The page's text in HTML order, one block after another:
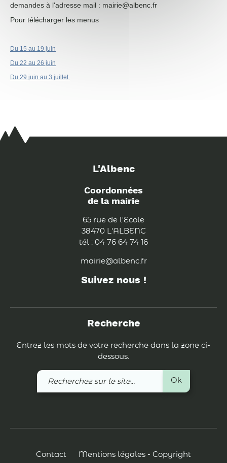
demandes à l'adresse mail : mairie@albenc.fr
Pour télécharger les menus
Du 15 au 19 juin
Du 22 au 26 juin
Du 29 juin au 3 juillet
L'Albenc
Coordonnées
de la mairie
65 rue de l'Ecole
38470 L'ALBENC
tél : 04 76 64 74 16
mairie@albenc.fr
Suivez nous !
Recherche
Entrez les mots de votre recherche dans la zone ci-
dessous.
Recherchez
sur
Ok
Contact Mentions légales - Copyright